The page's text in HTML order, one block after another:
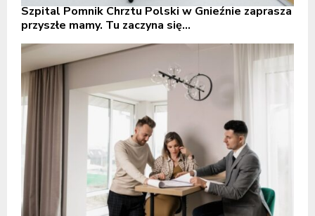
Szpital Pomnik Chrztu Polski w Gnieźnie zaprasza
przyszłe mamy. Tu zaczyna się...